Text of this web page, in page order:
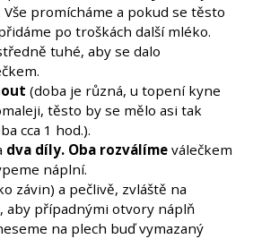
Vše promícháme a pokud se těsto
po troškách další mléko.
tuhé, aby se dalo
(doba je různá, u topení kyne
těsto by se mělo asi tak
cca 1 hod.).
dva díly. Oba rozválímeválečkem
náplní.
závin) a pečlivě, zvláště na
aby případnými otvory náplň
na plech buď vymazaný